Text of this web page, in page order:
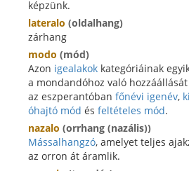
képzünk.
lateralo (oldalhang)
zárhang
modo (mód)
Azon igealakok kategóriáinak
a mondandóhoz való
az eszperantóban főnévi igenév,
óhajtó mód és feltételes mód.
nazalo (orrhang (nazális))
Mássalhangzó, amelyet teljes
az orron át áramlik.